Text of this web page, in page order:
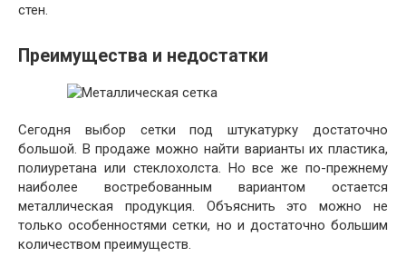
стен.
Преимущества и недостатки
Сегодня выбор сетки под штукатурку достаточно
большой. В продаже можно найти варианты их пластика,
полиуретана или стеклохолста. Но все же по-прежнему
наиболее востребованным вариантом остается
металлическая продукция. Объяснить это можно не
только особенностями сетки, но и достаточно большим
количеством преимуществ.